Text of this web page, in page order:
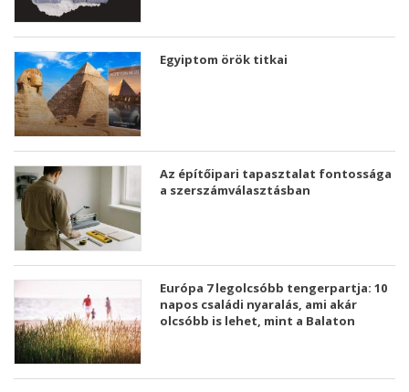
Egyiptom örök titkai
Az építőipari tapasztalat fontossága
a szerszámválasztásban
Európa 7 legolcsóbb tengerpartja: 10
napos családi nyaralás, ami akár
olcsóbb is lehet, mint a Balaton